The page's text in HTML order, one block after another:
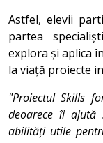
Astfel, elevii
partea
explora și aplica
la viață proiecte
"Proiectul Skills
deoarece îi ajută
abilități utile